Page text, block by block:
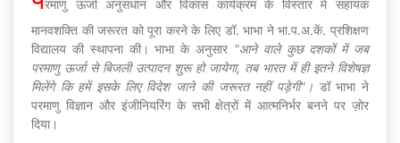
रमाणु ऊर्जा अनुसंधान और विकास कार्यक्रम के विस्तार में सहायक
मानवशक्ति की जरूरत को पूरा करने के लिए डॉ. भाभा ने भा.प.अ.कें. प्रशिक्षण
विद्यालय की स्थापना की। भाभा के अनुसार "आने वाले कुछ दशकों में जब
परमाणु ऊर्जा से बिजली उत्पादन शुरू हो जायेगा, तब भारत में ही इतने विशेषज्ञ
मिलेंगे कि हमें इसके लिए विदेश जाने की जरूरत नहीं पड़ेगी"। डॉ भाभा ने
परमाणु विज्ञान और इंजीनियरिंग के सभी क्षेत्रों में आत्मनिर्भर बनने पर ज़ोर
दिया।